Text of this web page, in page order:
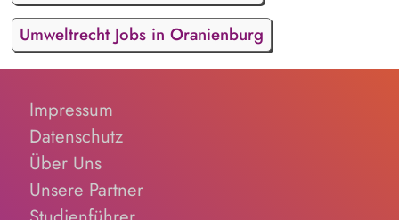
Umweltrecht Jobs in Oranienburg
Impressum
Datenschutz
Über Uns
Unsere Partner